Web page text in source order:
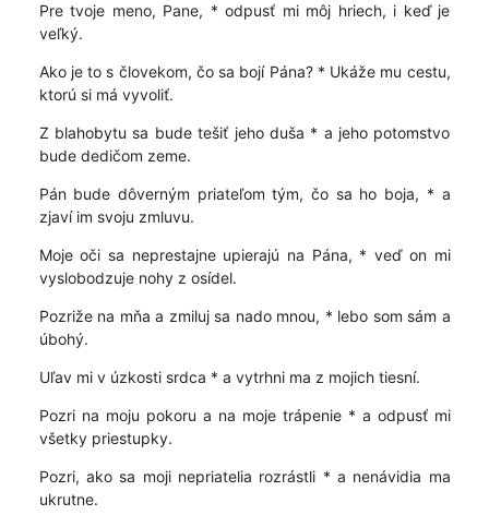
Pre tvoje meno, Pane, * odpusť mi môj hriech, i keď je
veľký.
Ako je to s človekom, čo sa bojí Pána? * Ukáže mu cestu,
ktorú si má vyvoliť.
Z blahobytu sa bude tešiť jeho duša * a jeho potomstvo
bude dedičom zeme.
Pán bude dôverným priateľom tým, čo sa ho boja, * a
zjaví im svoju zmluvu.
Moje oči sa neprestajne upierajú na Pána, * veď on mi
vyslobodzuje nohy z osídel.
Pozriže na mňa a zmiluj sa nado mnou, * lebo som sám a
úbohý.
Uľav mi v úzkosti srdca * a vytrhni ma z mojich tiesní.
Pozri na moju pokoru a na moje trápenie * a odpusť mi
všetky priestupky.
Pozri, ako sa moji nepriatelia rozrástli * a nenávidia ma
ukrutne.